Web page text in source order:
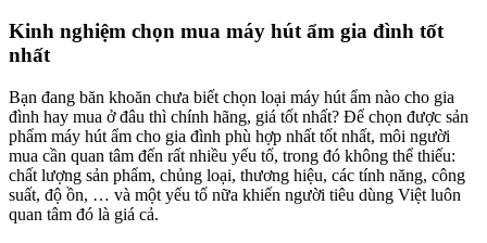
Kinh nghiệm chọn mua máy hút ẩm gia đình tốt
nhất
Bạn đang băn khoăn chưa biết chọn loại máy hút ẩm nào cho gia
đình hay mua ở đâu thì chính hãng, giá tốt nhất? Để chọn được sản
phẩm máy hút ẩm cho gia đình phù hợp nhất tốt nhất, môi người
mua cần quan tâm đến rất nhiều yếu tố, trong đó không thể thiếu:
chất lượng sản phẩm, chủng loại, thương hiệu, các tính năng, công
suất, độ ồn, … và một yếu tố nữa khiến người tiêu dùng Việt luôn
quan tâm đó là giá cả.